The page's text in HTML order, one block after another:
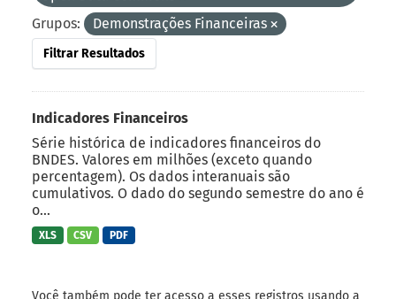
Grupos:
Demonstrações Financeiras
Filtrar Resultados
Indicadores Financeiros
Série histórica de indicadores financeiros do
BNDES. Valores em milhões (exceto quando
percentagem). Os dados interanuais são
cumulativos. O dado do segundo semestre do ano é
o...
XLS CSV PDF